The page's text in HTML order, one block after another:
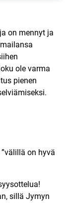
on mennyt ja
ole varma
pienen
on hyvä
sillä Jymyn